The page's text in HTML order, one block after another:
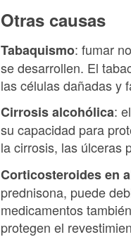
Otras causas
Tabaquismo: fumar
se desarrollen. El
las células dañadas y
Cirrosis alcohólica:
su capacidad para
la cirrosis, las úlceras
Corticosteroides en
prednisona, puede
medicamentos
protegen el